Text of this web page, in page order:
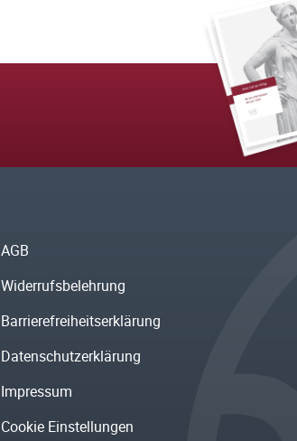
AGB
Widerrufsbelehrung
Barrierefreiheitserklärung
Datenschutzerklärung
Impressum
Cookie Einstellungen